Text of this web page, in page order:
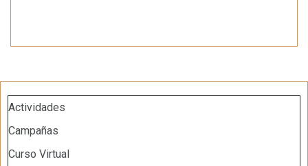
Actividades
Campañas
Curso Virtual